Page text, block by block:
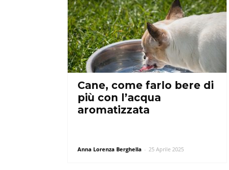
Cane, come farlo bere di
più con l’acqua
aromatizzata
Anna Lorenza Berghella - 25 Aprile 2025